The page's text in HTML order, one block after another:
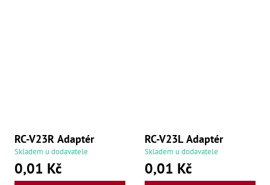
RC-V23R Adaptér
Skladem u dodavatele
0,01 Kč
RC-V23L Adaptér
Skladem u dodavatele
0,01 Kč